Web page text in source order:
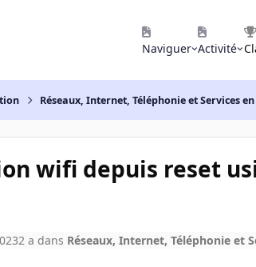
Naviguer Activité
Réseaux, Internet, Téléphonie et Services
wifi depuis reset
2 a dans Réseaux, Internet, Téléphonie et